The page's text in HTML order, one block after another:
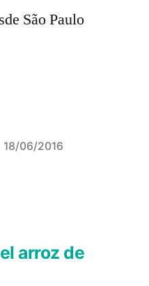
São Paulo
18/06/2016
arroz de